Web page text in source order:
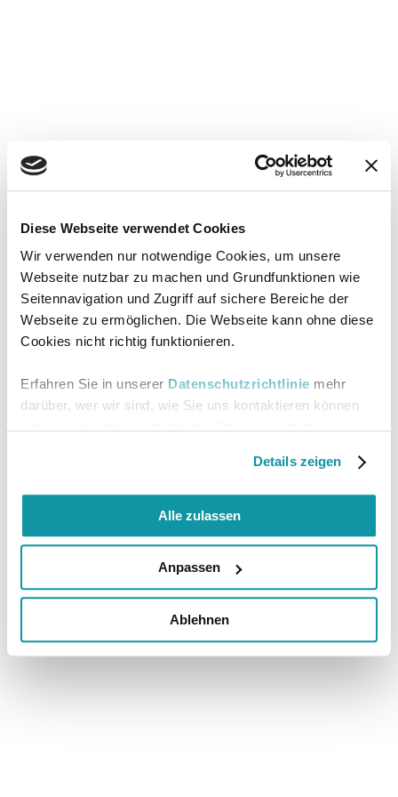
Diese Webseite verwendet Cookies
Wir verwenden nur notwendige Cookies, um unsere
Webseite nutzbar zu machen und Grundfunktionen wie
Seitennavigation und Zugriff auf sichere Bereiche der
Webseite zu ermöglichen. Die Webseite kann ohne diese
Cookies nicht richtig funktionieren.
Erfahren Sie in unserer Datenschutzrichtlinie mehr
darüber, wer wir sind, wie Sie uns kontaktieren können
Details zeigen
Alle zulassen
Anpassen
Ablehnen